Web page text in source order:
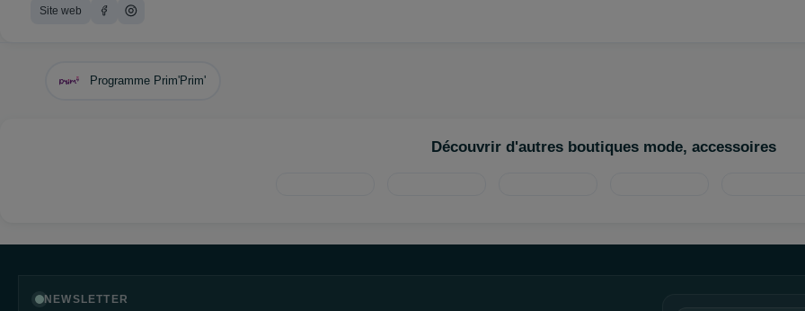
Site web
Programme Prim'Prim'
Découvrir d'autres boutiques mode, accessoires
NEWSLETTER